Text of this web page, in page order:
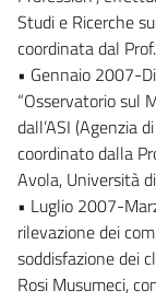
Studi e Ricerche
coordinata dal
• Gennaio 2007-
“Osservatorio sul
dall’ASI (Agenzia
coordinato dalla
Avola, Università
• Luglio 2007-
rilevazione dei
soddisfazione dei
Rosi Musumeci,